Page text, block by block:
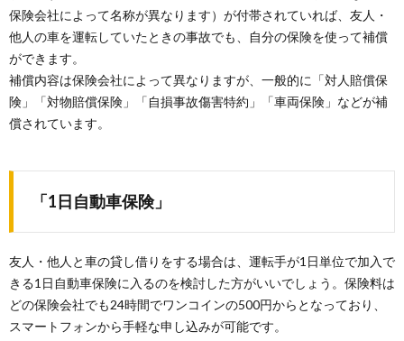
保険会社によって名称が異なります）が付帯されていれば、友人・
他人の車を運転していたときの事故でも、自分の保険を使って補償
ができます。
補償内容は保険会社によって異なりますが、一般的に「対人賠償保
険」「対物賠償保険」「自損事故傷害特約」「車両保険」などが補
償されています。
「1日自動車保険」
友人・他人と車の貸し借りをする場合は、運転手が1日単位で加入で
きる1日自動車保険に入るのを検討した方がいいでしょう。保険料は
どの保険会社でも24時間でワンコインの500円からとなっており、
スマートフォンから手軽な申し込みが可能です。